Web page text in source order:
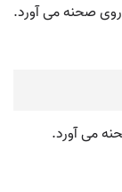
روی صحنه می آورد.